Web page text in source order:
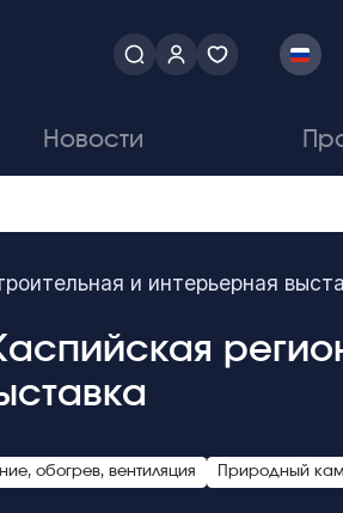
Новости
и интерьерная
обогрев, вентиляция Природный